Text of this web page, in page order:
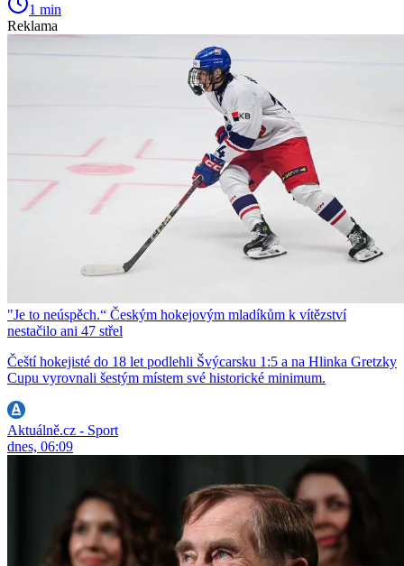
1 min
Reklama
"Je to neúspěch.“ Českým hokejovým mladíkům k vítězství
nestačilo ani 47 střel
Čeští hokejisté do 18 let podlehli Švýcarsku 1:5 a na Hlinka Gretzky
Cupu vyrovnali šestým místem své historické minimum.
Aktuálně.cz - Sport
dnes, 06:09